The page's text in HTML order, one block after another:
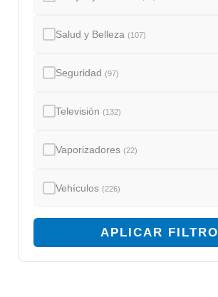
Salud y Belleza(107)
Seguridad(97)
Televisión(132)
Vaporizadores(22)
Vehículos(226)
APLICAR FILTRO